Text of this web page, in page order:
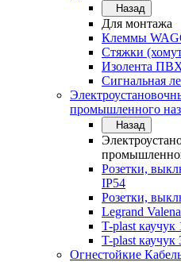
Назад
Для монтажа
Клеммы
Стяжки
Изолента
Сигнальная
промышленного
Назад
Розетки,
IP54
Розетки,
Legrand Valena
T-plast каучук
T-plast каучук
Огнестойкие